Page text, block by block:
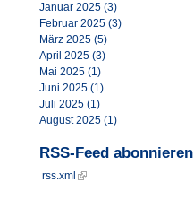
Januar 2025 (3)
Februar 2025 (3)
März 2025 (5)
April 2025 (3)
Mai 2025 (1)
Juni 2025 (1)
Juli 2025 (1)
August 2025 (1)
RSS-Feed abonnieren
rss.xml